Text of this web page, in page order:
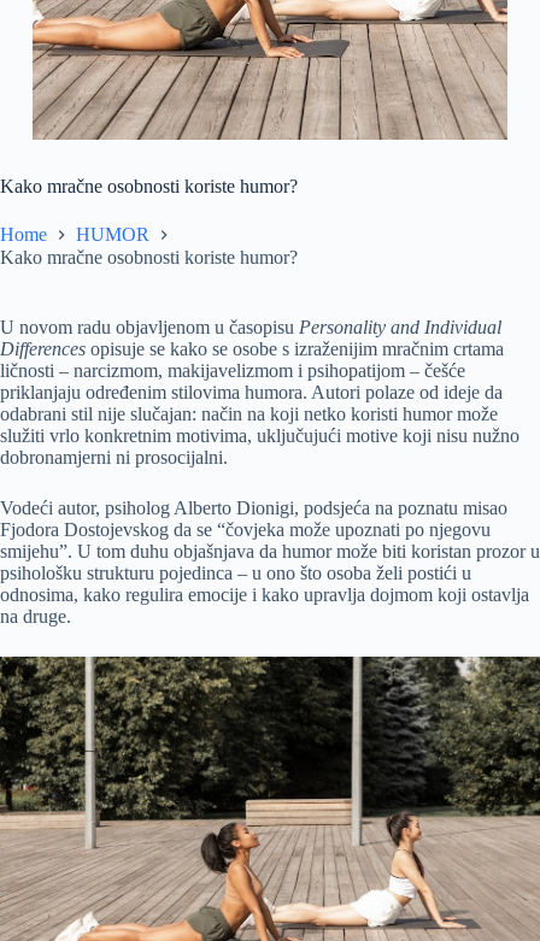
Kako mračne osobnosti koriste humor?
Home
HUMOR
Kako mračne osobnosti koriste humor?
U novom radu objavljenom u časopisu Personality and Individual
Differences opisuje se kako se osobe s izraženijim mračnim crtama
ličnosti – narcizmom, makijavelizmom i psihopatijom – češće
priklanjaju određenim stilovima humora. Autori polaze od ideje da
odabrani stil nije slučajan: način na koji netko koristi humor može
služiti vrlo konkretnim motivima, uključujući motive koji nisu nužno
dobronamjerni ni prosocijalni.
Vodeći autor, psiholog Alberto Dionigi, podsjeća na poznatu misao
Fjodora Dostojevskog da se “čovjeka može upoznati po njegovu
smijehu”. U tom duhu objašnjava da humor može biti koristan prozor u
psihološku strukturu pojedinca – u ono što osoba želi postići u
odnosima, kako regulira emocije i kako upravlja dojmom koji ostavlja
na druge.